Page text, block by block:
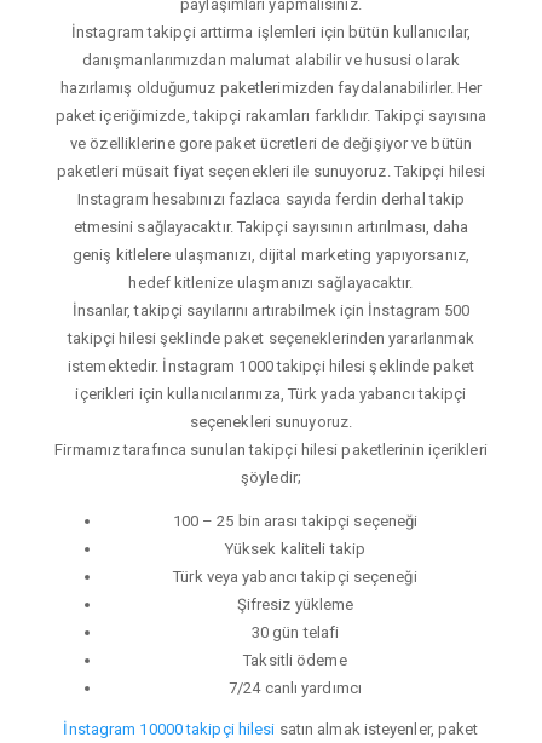
paylaşımları yapmalısınız.
İnstagram takipçi arttirma işlemleri için bütün kullanıcılar,
danışmanlarımızdan malumat alabilir ve hususi olarak
hazırlamış olduğumuz paketlerimizden faydalanabilirler. Her
paket içeriğimizde, takipçi rakamları farklıdır. Takipçi sayısına
ve özelliklerine gore paket ücretleri de değişiyor ve bütün
paketleri müsait fiyat seçenekleri ile sunuyoruz. Takipçi hilesi
Instagram hesabınızı fazlaca sayıda ferdin derhal takip
etmesini sağlayacaktır. Takipçi sayısının artırılması, daha
geniş kitlelere ulaşmanızı, dijital marketing yapıyorsanız,
hedef kitlenize ulaşmanızı sağlayacaktır.
İnsanlar, takipçi sayılarını artırabilmek için İnstagram 500
takipçi hilesi şeklinde paket seçeneklerinden yararlanmak
istemektedir. İnstagram 1000 takipçi hilesi şeklinde paket
içerikleri için kullanıcılarımıza, Türk yada yabancı takipçi
seçenekleri sunuyoruz.
Firmamız tarafınca sunulan takipçi hilesi paketlerinin içerikleri
şöyledir;
100 – 25 bin arası takipçi seçeneği
Yüksek kaliteli takip
Türk veya yabancı takipçi seçeneği
Şifresiz yükleme
30 gün telafi
Taksitli ödeme
7/24 canlı yardımcı
İnstagram 10000 takipçi hilesi satın almak isteyenler, paket